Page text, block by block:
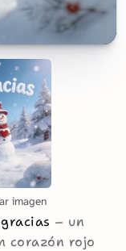
imagen
un
corazón rojo